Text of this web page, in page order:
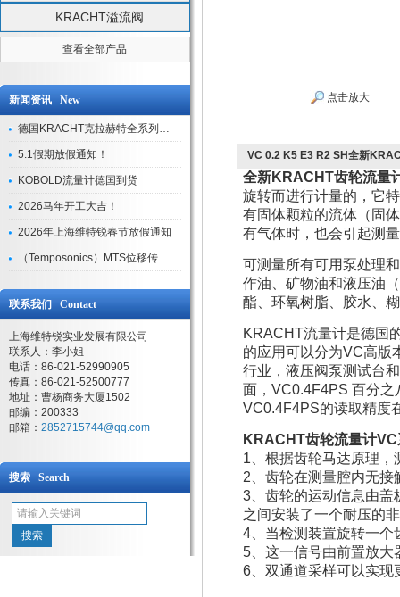
KRACHT溢流阀
查看全部产品
新闻资讯 New
德国KRACHT克拉赫特全系列现货库存
5.1假期放假通知！
KOBOLD流量计德国到货
2026马年开工大吉！
2026年上海维特锐春节放假通知
（Temposonics）MTS位移传感器现货库存型号
联系我们 Contact
上海维特锐实业发展有限公司
联系人：李小姐
电话：86-021-52990905
传真：86-021-52500777
地址：曹杨商务大厦1502
邮编：200333
邮箱： 2852715744@qq.com
搜索 Search
点击放大
VC 0.2 K5 E3 R2 SH全新
全新KRACHT齿轮流量
旋转而进行计量的，它
有固体颗粒的流体（固
有气体时，也会引起测
可测量所有可用泵处理
作油、矿物油和液压油
酯、环氧树脂、胶水、
KRACHT流量计是德国
的应用可以分为VC高版
行业，液压阀泵测试台
面，VC0.4F4PS 百分
VC0.4F4PS的读取精度
KRACHT齿轮流量计VC
1、根据齿轮马达原理，
2、齿轮在测量腔内无
3、齿轮的运动信息由盖
之间安装了一个耐压的
4、当检测装置旋转一个
5、这一信号由前置放大
6、双通道采样可以实现